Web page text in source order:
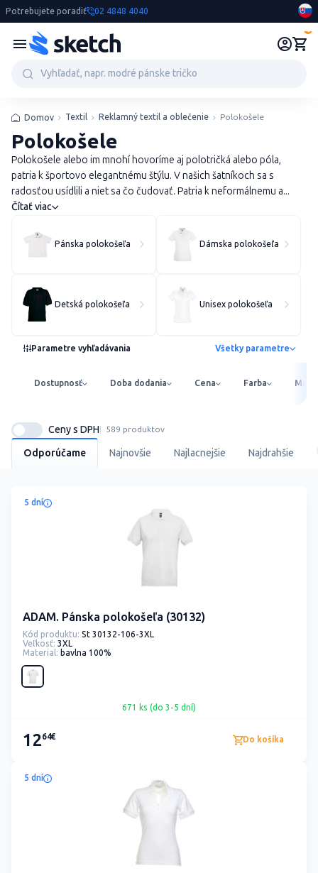
Potrebujete poradiť 02 4848 4040
Domov Textil Reklamný textil a oblečenie Polokošele
Polokošele
Polokošele alebo im mnohí hovoríme aj polotričká alebo póla,
patria k športovo elegantnému štýlu. V našich šatníkoch sa s
radosťou usídlili a niet sa čo čudovať. Patria k neformálnemu a...
Čítať viac
Pánska polokošeľa Dámska polokošeľa
Detská polokošeľa Unisex polokošeľa
Parametre vyhľadávania Všetky parametre
Dostupnosť Doba dodania Cena Farba
Odporúčame Najnovšie Najlacnejšie Najdrahšie
Ceny s DPH 589 produktov
5 dní
ADAM. Pánska polokošeľa (30132)
Kód produktu: St 30132-106-3XL
Veľkosť: 3XL
Material: bavlna 100%
671 ks (do 3-5 dní)
1264€ Do košíka
5 dní